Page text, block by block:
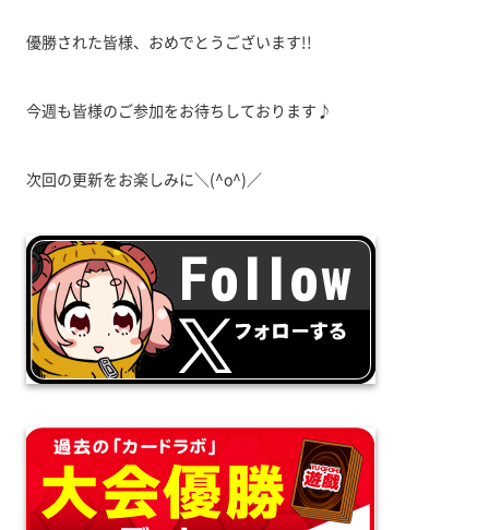
優勝された皆様、おめでとうございます!!
今週も皆様のご参加をお待ちしております♪
次回の更新をお楽しみに＼(^o^)／